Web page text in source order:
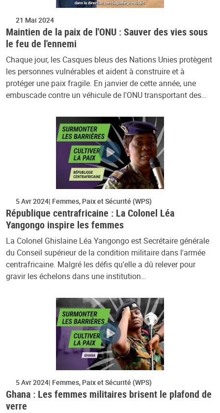
21 Mai 2024
Maintien de la paix de l'ONU : Sauver des vies sous
le feu de l'ennemi
Chaque jour, les Casques bleus des Nations Unies protègent
les personnes vulnérables et aident à construire et à
protéger une paix fragile. En janvier de cette année, une
embuscade contre un véhicule de l'ONU transportant des…
5 Avr 2024 Femmes, Paix et Sécurité (WPS)
République centrafricaine : La Colonel Léa
Yangongo inspire les femmes
La Colonel Ghislaine Léa Yangongo est Secrétaire générale
du Conseil supérieur de la condition militaire dans l'armée
centrafricaine. Malgré les défis qu'elle a dû relever pour
gravir les échelons dans une institution…
5 Avr 2024 Femmes, Paix et Sécurité (WPS)
Ghana : Les femmes militaires brisent le plafond de
verre